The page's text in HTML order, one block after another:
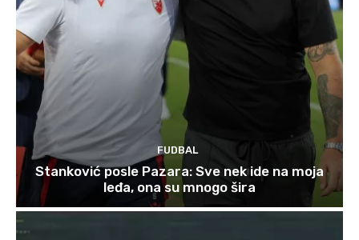
FUDBAL
Stanković posle Pazara: Sve nek ide na moja
leđa, ona su mnogo šira